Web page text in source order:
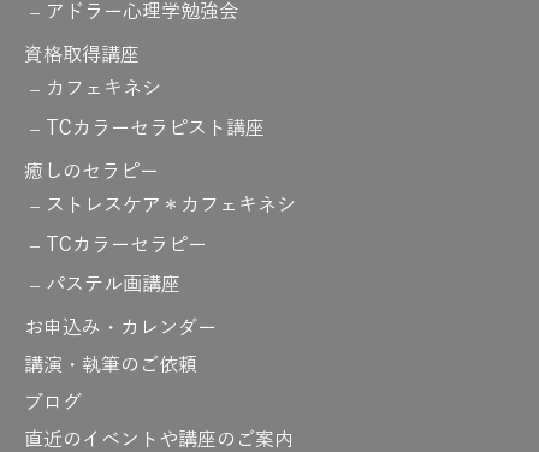
アドラー心理学勉強会
資格取得講座
カフェキネシ
TCカラーセラピスト講座
癒しのセラピー
ストレスケア＊カフェキネシ
TCカラーセラピー
パステル画講座
お申込み・カレンダー
講演・執筆のご依頼
ブログ
直近のイベントや講座のご案内